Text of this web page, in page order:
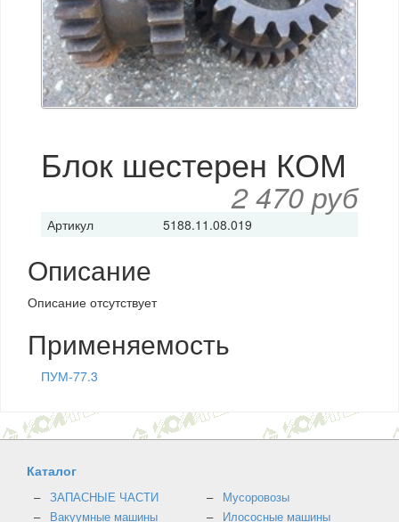
Блок шестерен КОМ
2 470 руб
Артикул 5188.11.08.019
Описание
Описание отсутствует
Применяемость
ПУМ-77.3
Каталог
ЗАПАСНЫЕ ЧАСТИ
Мусоровозы
Вакуумные машины
Илососные машины